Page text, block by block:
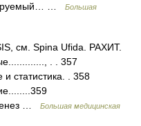
…
Большая
см. Spina Ufida. РАХИТ.
. . 357
статистика. . 358
…
Большая медицинская